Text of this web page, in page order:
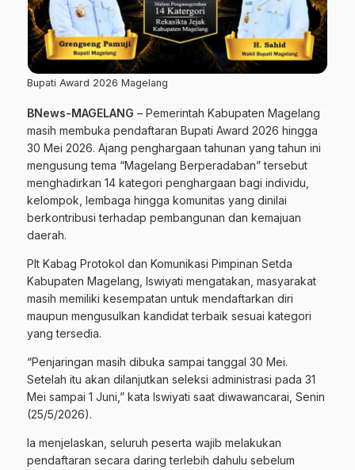
Bupati Award 2026 Magelang
BNews-MAGELANG – Pemerintah Kabupaten Magelang
masih membuka pendaftaran Bupati Award 2026 hingga
30 Mei 2026. Ajang penghargaan tahunan yang tahun ini
mengusung tema “Magelang Berperadaban” tersebut
menghadirkan 14 kategori penghargaan bagi individu,
kelompok, lembaga hingga komunitas yang dinilai
berkontribusi terhadap pembangunan dan kemajuan
daerah.
Plt Kabag Protokol dan Komunikasi Pimpinan Setda
Kabupaten Magelang, Iswiyati mengatakan, masyarakat
masih memiliki kesempatan untuk mendaftarkan diri
maupun mengusulkan kandidat terbaik sesuai kategori
yang tersedia.
“Penjaringan masih dibuka sampai tanggal 30 Mei.
Setelah itu akan dilanjutkan seleksi administrasi pada 31
Mei sampai 1 Juni,” kata Iswiyati saat diwawancarai, Senin
(25/5/2026).
Ia menjelaskan, seluruh peserta wajib melakukan
pendaftaran secara daring terlebih dahulu sebelum